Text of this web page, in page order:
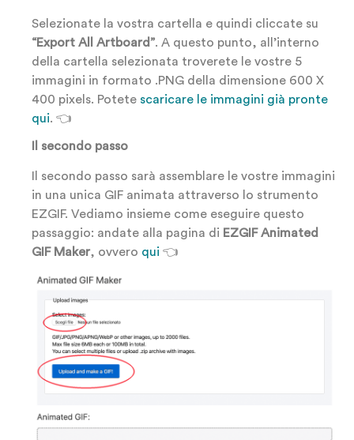
Selezionate la vostra cartella e quindi cliccate su
“Export All Artboard”. A questo punto, all’interno
della cartella selezionata troverete le vostre 5
immagini in formato .PNG della dimensione 600 X
400 pixels. Potete scaricare le immagini già pronte
qui. 👈
Il secondo passo
Il secondo passo sarà assemblare le vostre immagini
in una unica GIF animata attraverso lo strumento
EZGIF. Vediamo insieme come eseguire questo
passaggio: andate alla pagina di EZGIF Animated
GIF Maker, ovvero qui 👈